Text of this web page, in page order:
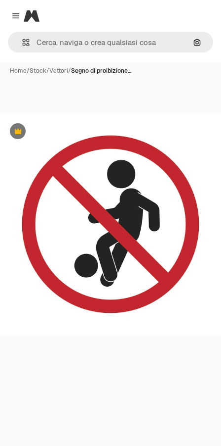
Close menu
Magnific
Cerca
Home/Stock/Vettori/Segno di proibizione…
Premium